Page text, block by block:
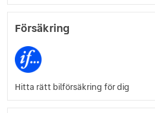
Försäkring
Hitta rätt bilförsäkring för dig